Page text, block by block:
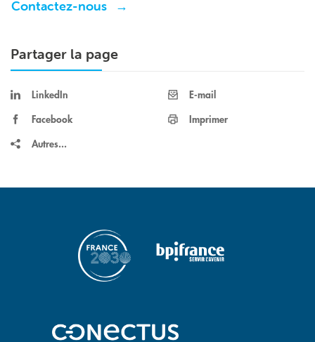
Contactez-nous
Partager la page
LinkedIn E-mail
Facebook Imprimer
Autres...